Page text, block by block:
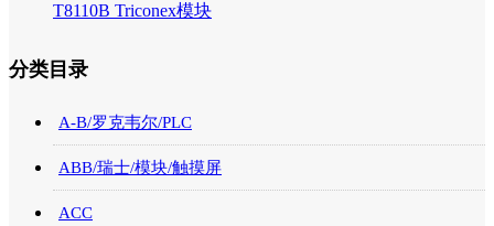
T8110B Triconex模块
分类目录
A-B/罗克韦尔/PLC
ABB/瑞士/模块/触摸屏
ACC